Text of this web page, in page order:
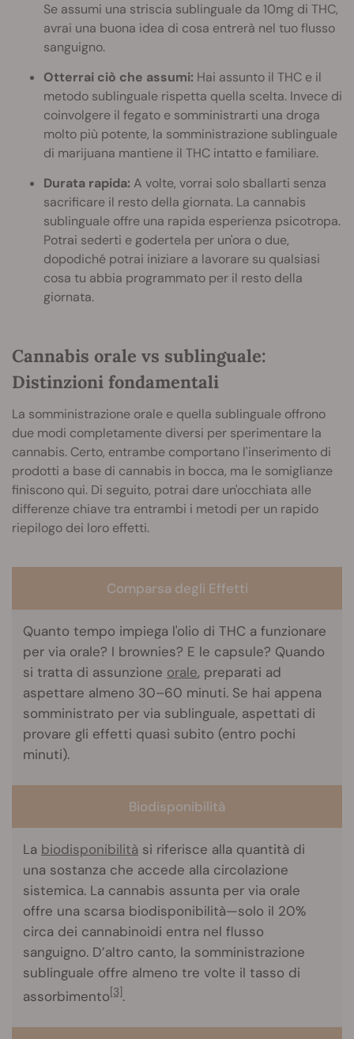
Se assumi una striscia sublinguale da 10mg di THC,
avrai una buona idea di cosa entrerà nel tuo flusso
sanguigno.
Otterrai ciò che assumi: Hai assunto il THC e il
metodo sublinguale rispetta quella scelta. Invece di
coinvolgere il fegato e somministrarti una droga
molto più potente, la somministrazione sublinguale
di marijuana mantiene il THC intatto e familiare.
Durata rapida: A volte, vorrai solo sballarti senza
sacrificare il resto della giornata. La cannabis
sublinguale offre una rapida esperienza psicotropa.
Potrai sederti e godertela per un'ora o due,
dopodiché potrai iniziare a lavorare su qualsiasi
cosa tu abbia programmato per il resto della
giornata.
Cannabis orale vs sublinguale:
Distinzioni fondamentali
La somministrazione orale e quella sublinguale offrono
due modi completamente diversi per sperimentare la
cannabis. Certo, entrambe comportano l'inserimento di
prodotti a base di cannabis in bocca, ma le somiglianze
finiscono qui. Di seguito, potrai dare un'occhiata alle
differenze chiave tra entrambi i metodi per un rapido
riepilogo dei loro effetti.
Comparsa degli Effetti
Quanto tempo impiega l'olio di THC a funzionare
per via orale? I brownies? E le capsule? Quando
si tratta di assunzione orale, preparati ad
aspettare almeno 30–60 minuti. Se hai appena
somministrato per via sublinguale, aspettati di
provare gli effetti quasi subito (entro pochi
minuti).
Biodisponibilità
La biodisponibilità si riferisce alla quantità di
una sostanza che accede alla circolazione
sistemica. La cannabis assunta per via orale
offre una scarsa biodisponibilità—solo il 20%
circa dei cannabinoidi entra nel flusso
sanguigno. D’altro canto, la somministrazione
sublinguale offre almeno tre volte il tasso di
assorbimento[3].